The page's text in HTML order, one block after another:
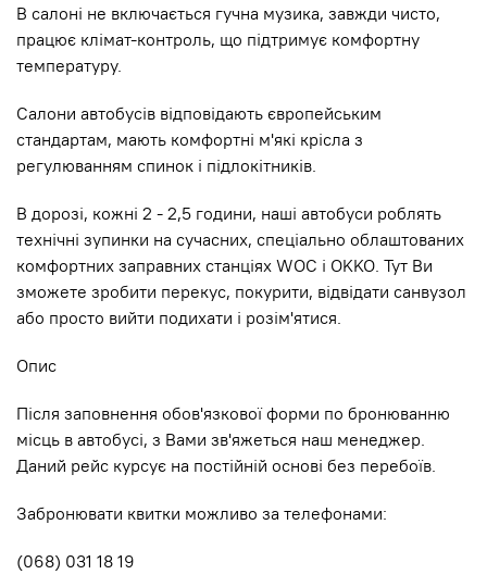
В салоні не включається гучна музика, завжди чисто,
працює клімат-контроль, що підтримує комфортну
температуру.
Салони автобусів відповідають європейським
стандартам, мають комфортні м'які крісла з
регулюванням спинок і підлокітників.
В дорозі, кожні 2 - 2,5 години, наші автобуси роблять
технічні зупинки на сучасних, спеціально облаштованих
комфортних заправних станціях WOC і OKKO. Тут Ви
зможете зробити перекус, покурити, відвідати санвузол
або просто вийти подихати і розім'ятися.
Опис
Після заповнення обов'язкової форми по бронюванню
місць в автобусі, з Вами зв'яжеться наш менеджер.
Даний рейс курсує на постійній основі без перебоїв.
Забронювати квитки можливо за телефонами:
(068) 031 18 19